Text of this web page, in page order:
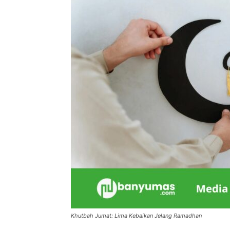
Khutbah Jumat: Lima Kebaikan Jelang Ramadhan